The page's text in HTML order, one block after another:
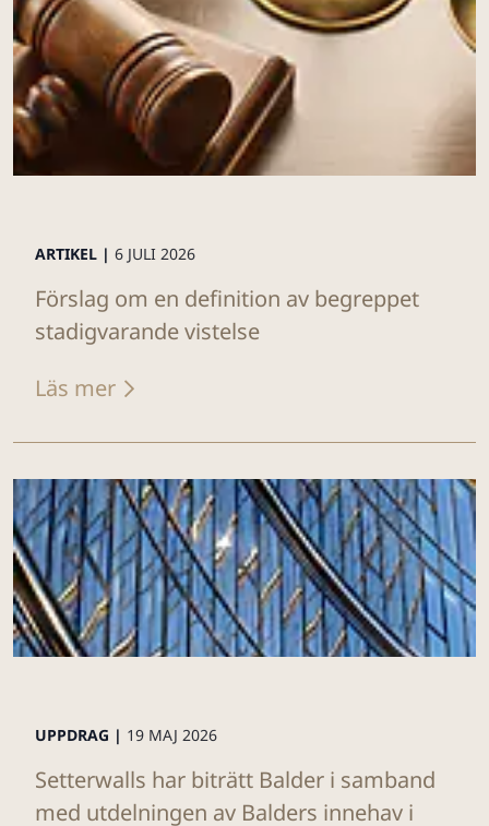
ARTIKEL | 6 JULI 2026
Förslag om en definition av begreppet
stadigvarande vistelse
Läs mer
UPPDRAG | 19 MAJ 2026
Setterwalls har biträtt Balder i samband
med utdelningen av Balders innehav i